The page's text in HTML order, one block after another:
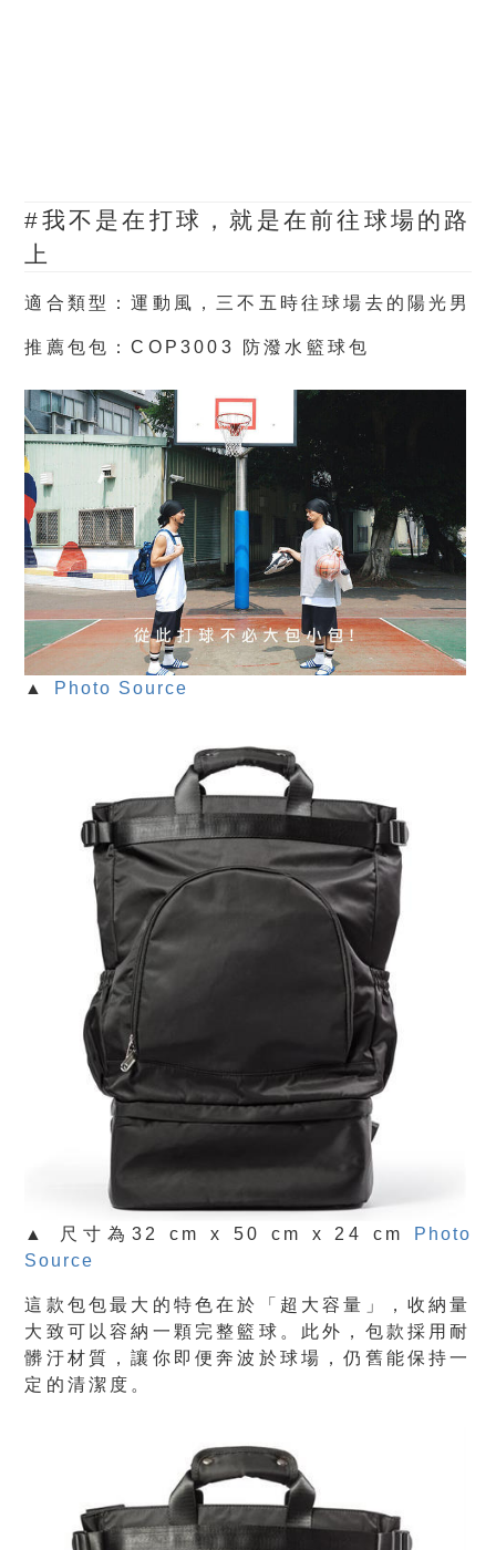
#我不是在打球，就是在前往球場的路
上
適合類型：運動風，三不五時往球場去的陽光男
推薦包包：COP3003 防潑水籃球包
▲ Photo Source
▲ 尺寸為32 cm x 50 cm x 24 cm
Photo
Source
這款包包最大的特色在於「超大容量」，收納量
大致可以容納一顆完整籃球。此外，包款採用耐
髒汙材質，讓你即便奔波於球場，仍舊能保持一
定的清潔度。